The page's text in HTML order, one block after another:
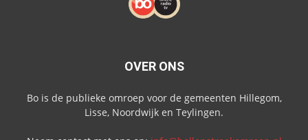
OVER ONS
Bo is de publieke omroep voor de gemeenten Hillegom,
Lisse, Noordwijk en Teylingen.